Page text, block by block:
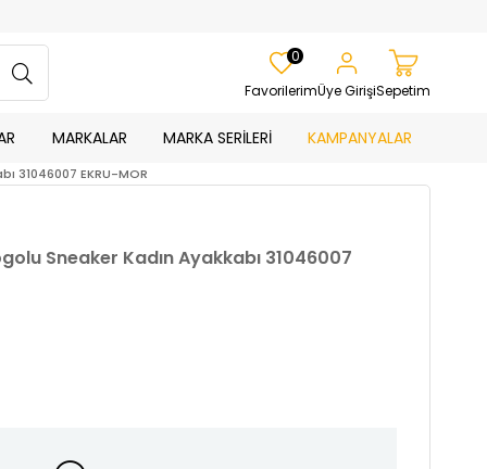
Favorilerim
0
Üye GirişiSepetim
MARKALAR MARKA SERİLERİ KAMPANYALAR
31046007 EKRU-MOR
Sneaker Kadın Ayakkabı 31046007